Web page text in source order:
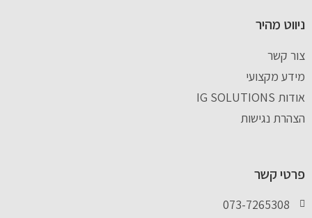
ניווט מהיר
צור קשר
מידע מקצועי
אודות IG SOLUTIONS
הצהרת נגישות
פרטי קשר
073-7265308